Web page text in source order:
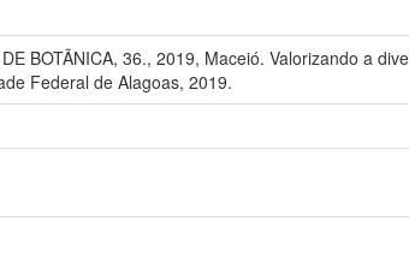
BOTÃNICA, 36., 2019, Maceió. Valorizando a
Federal de Alagoas, 2019.